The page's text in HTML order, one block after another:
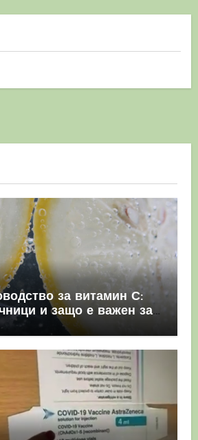
за витамин С:
и защо е важен за